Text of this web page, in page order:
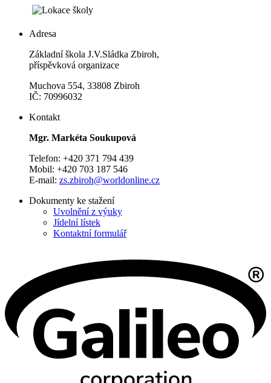
Adresa
Základní škola J.V.Sládka Zbiroh,
příspěvková organizace
Muchova 554, 33808 Zbiroh
IČ: 70996032
Kontakt
Mgr. Markéta Soukupová
Telefon: +420 371 794 439
Mobil: +420 703 187 546
E-mail: zs.zbiroh@worldonline.cz
Dokumenty ke stažení
Uvolnění z výuky
Jídelní lístek
Kontaktní formulář